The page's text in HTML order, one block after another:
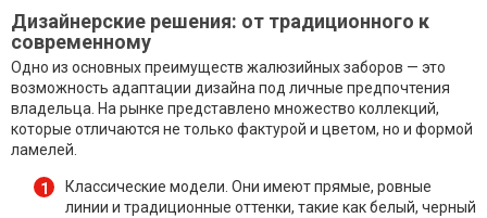
Дизайнерские решения: от традиционного к
современному
Одно из основных преимуществ жалюзийных заборов — это
возможность адаптации дизайна под личные предпочтения
владельца. На рынке представлено множество коллекций,
которые отличаются не только фактурой и цветом, но и формой
ламелей.
Классические модели. Они имеют прямые, ровные
линии и традиционные оттенки, такие как белый, черный